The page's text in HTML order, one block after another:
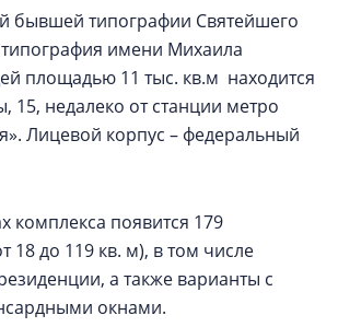
бывшей типографии Святейшего
имени Михаила
площадью 11 тыс. кв.м находится
15, недалеко от станции метро
Лицевой корпус – федеральный
комплекса появится 179
18 до 119 кв. м), в том числе
а также варианты с
окнами.